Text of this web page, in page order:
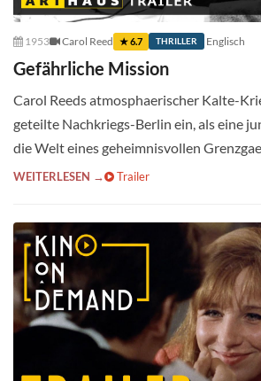
1953 Carol Reed ★ 6.7 THRILLER Englisch
Gefährliche Mission
Carol Reeds atmosphaerischer Kalte-
geteilte Nachkriegs-Berlin ein, als eine
die Welt eines geheimnisvollen
WEITERLESEN → Trailer